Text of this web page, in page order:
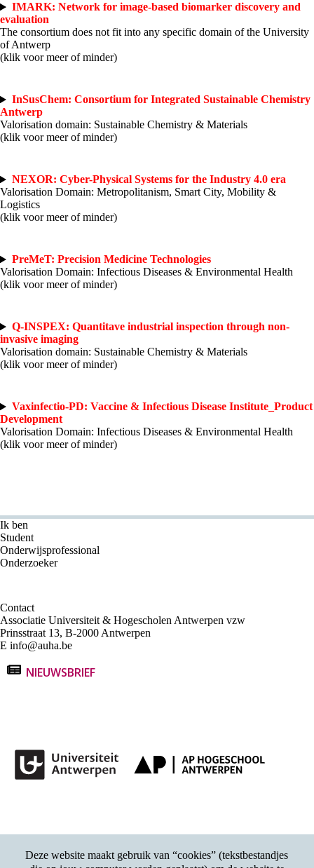
Deze website maakt gebruik van “cookies” (tekstbestandjes
IMARK: Network for image-based biomarker discovery and
evaluation
The consortium does not fit into any specific domain of the University
of Antwerp
(klik voor meer of minder)
InSusChem: Consortium for Integrated Sustainable Chemistry
Antwerp
Valorisation domain: Sustainable Chemistry & Materials
(klik voor meer of minder)
NEXOR: Cyber-Physical Systems for the Industry 4.0 era
Valorisation Domain: Metropolitanism, Smart City, Mobility &
Logistics
(klik voor meer of minder)
PreMeT: Precision Medicine Technologies
Valorisation Domain: Infectious Diseases & Environmental Health
(klik voor meer of minder)
Q-INSPEX: Quantitave industrial inspection through non-
invasive imaging
Valorisation domain: Sustainable Chemistry & Materials
(klik voor meer of minder)
Vaxinfectio-PD: Vaccine & Infectious Disease Institute_Product
Development
Valorisation Domain: Infectious Diseases & Environmental Health
(klik voor meer of minder)
Ik ben
Student
Onderwijsprofessional
Onderzoeker
Contact
Associatie Universiteit & Hogescholen Antwerpen vzw
Prinsstraat 13, B-2000 Antwerpen
E info@auha.be
NIEUWSBRIEF